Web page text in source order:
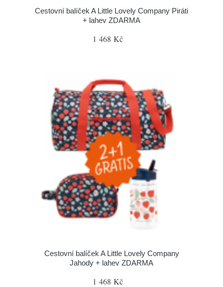
Cestovní balíček A Little Lovely Company Piráti
+ lahev ZDARMA
1 468 Kč
Cestovní balíček A Little Lovely Company
Jahody + lahev ZDARMA
1 468 Kč